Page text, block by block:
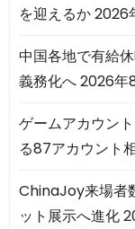
を迎えるか2026
中国各地で有給
義務化へ2026年
ゲームアカウン
る87アカウント
ChinaJoy来場者
ット展示へ進化